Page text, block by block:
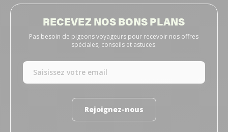
RECEVEZ NOS BONS PLANS
Pas besoin de pigeons voyageurs pour recevoir nos offres
spéciales, conseils et astuces.
Rejoignez-nous